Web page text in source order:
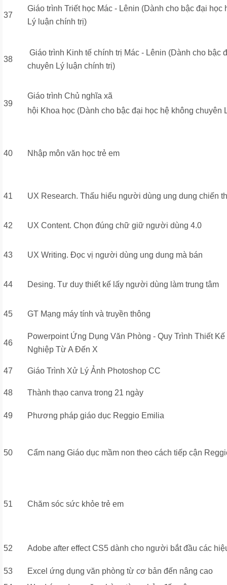
37
Giáo trình Triết học Mác - Lênin (Dành cho bậc đại học
Lý luận chính trị)
38
Giáo trình Kinh tế chính trị Mác - Lênin (Dành cho bậc
chuyên Lý luận chính trị)
39
Giáo trình Chủ nghĩa xã
hội Khoa học (Dành cho bậc đại học hệ không chuyên
40 Nhập môn văn học trẻ em
41 UX Research. Thấu hiểu người dùng ung dung chiến
42 UX Content. Chọn đúng chữ giữ người dùng 4.0
43 UX Writing. Đọc vị người dùng ung dung mà bán
44 Desing. Tư duy thiết kế lấy người dùng làm trung tâm
45 GT Mạng máy tính và truyền thông
46
Powerpoint Ứng Dụng Văn Phòng - Quy Trình Thiết
Nghiệp Từ A Đến X
47 Giáo Trình Xử Lý Ảnh Photoshop CC
48 Thành thạo canva trong 21 ngày
49 Phương pháp giáo dục Reggio Emilia
50 Cẩm nang Giáo dục mầm non theo cách tiếp cận
51 Chăm sóc sức khỏe trẻ em
52 Adobe after effect CS5 dành cho người bắt đầu các
53
Excel ứng dụng văn phòng từ cơ bản đến nâng cao